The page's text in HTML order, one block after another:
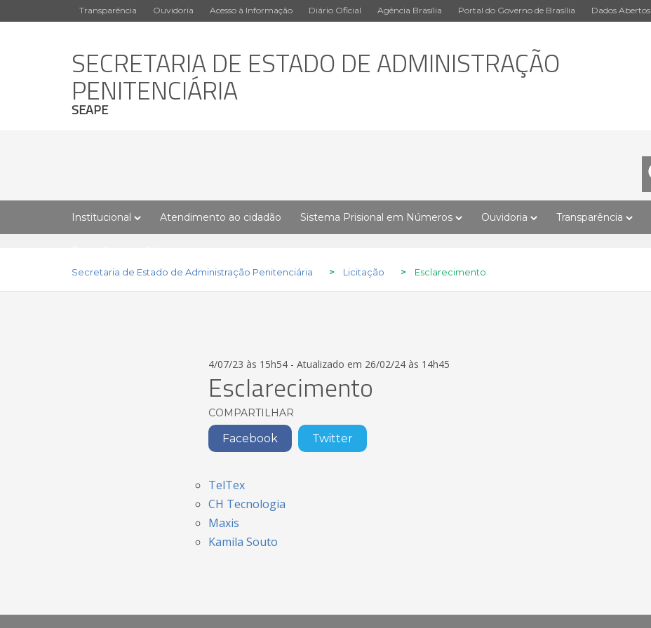
Transparência Ouvidoria Acesso à Informação Diário Oficial Agência Brasília Portal do Governo de Brasília Dados Abertos
SECRETARIA DE ESTADO DE ADMINISTRAÇÃO
PENITENCIÁRIA
SEAPE
Institucional Atendimento ao cidadão Sistema Prisional em Números Ouvidoria Transparência
Secretaria de Estado de Administração Penitenciária > Licitação > Esclarecimento
4/07/23 às 15h54 - Atualizado em 26/02/24 às 14h45
Esclarecimento
COMPARTILHAR
Facebook Twitter
TelTex
CH Tecnologia
Maxis
Kamila Souto